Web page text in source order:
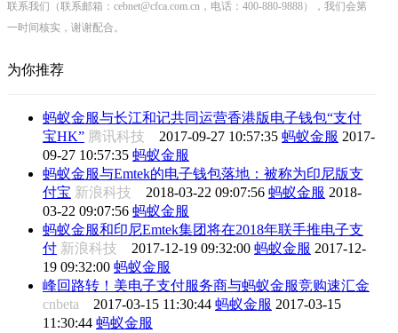
联系我们（联系邮箱：cebnet@cfca.com.cn，电话：400-880-9888），我们会第
一时间核实，谢谢配合。
为你推荐
蚂蚁金服与长江和记共同运营香港版电子钱包“支付
宝HK” 腾讯科技 2017-09-27 10:57:35 蚂蚁金服 2017-
09-27 10:57:35 蚂蚁金服
蚂蚁金服与Emtek的电子钱包落地：被称为印尼版支
付宝 新浪科技 2018-03-22 09:07:56 蚂蚁金服 2018-
03-22 09:07:56 蚂蚁金服
蚂蚁金服和印尼Emtek集团将在2018年联手推电子支
付 新浪科技 2017-12-19 09:32:00 蚂蚁金服 2017-12-
19 09:32:00 蚂蚁金服
峰回路转！美电子支付服务商与蚂蚁金服竞购速汇金
cnbeta 2017-03-15 11:30:44 蚂蚁金服 2017-03-15
11:30:44 蚂蚁金服